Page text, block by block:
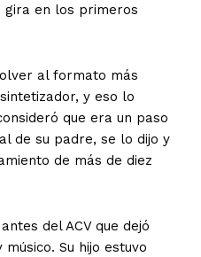
gira en los primeros
al formato más
y eso lo
que era un paso
de su padre, se lo dijo y
de más de diez
del ACV que dejó
Su hijo estuvo